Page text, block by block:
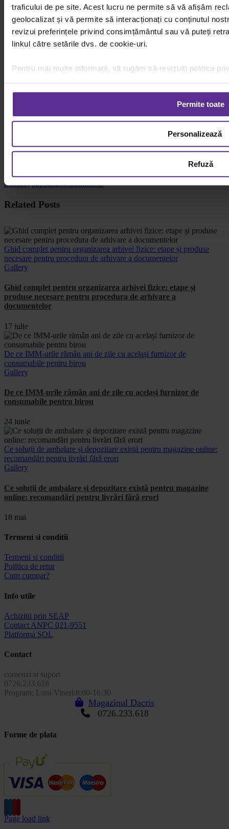
traficului de pe site. Acest lucru ne permite să vă afișăm
geolocalizat și vă permite să interacționați cu conținutul
revizui preferințele privind consimțământul sau vă puteți
linkul către setările dvs. de cookie-uri.
Pentru mai multe informații, vă rugăm să revizuiți politica
Permite toate
Personalizează
Refuză
necesarului și o comunicare mai eficientă.
Sursă foto: Depositphotos
⟵ Înapoi la text
Autor
By
barometrul
consumabilelor,Consumabile pentru birou,furnizor,institutii
publice,papetarie|0 Comments
Facebook
X
WhatsApp
Email
Related Posts
Ghid complet pentru organizarea arhivei fizice: etape și produse
necesare pentru procedura de arhivare a documentelor
Gallery
Ghid complet pentru organizarea arhivei fizice: etape și
produse necesare pentru procedura de arhivare a
documentelor
17 iulie
De ce IMM-urile rămân ani de zile cu același furnizor de
consumabile pentru birou
Gallery
De ce IMM-urile rămân ani de zile cu același furnizor de
consumabile pentru birou
24 iunie
Ce soluții de ambalare și depozitare există pentru magazine online:
recomandări pentru livrări fără erori
Gallery
Ce soluții de ambalare și depozitare există pentru magazine
online: recomandări pentru livrări fără erori
18 mai
Termeni si conditii
Termeni si conditii
Politica de retur
Cum cumpar?
Info utile
Achizitii prin SEAP
Contact ANPC 021-9551
Platforma SOL
Contact
comenzi si suport
0726.233.618
Program: Luni-Vineri:8:00-16:30
Magazinul Dacris
0726.233.618
Forme de plata
Page load link